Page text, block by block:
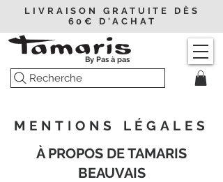
LIVRAISON GRATUITE DÈS
60€ D'ACHAT
Recherche
By Pas à pas
MENTIONS LÉGALES
À PROPOS DE TAMARIS
BEAUVAIS